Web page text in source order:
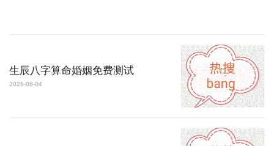
生辰八字算命婚姻免费测试
2026-08-04